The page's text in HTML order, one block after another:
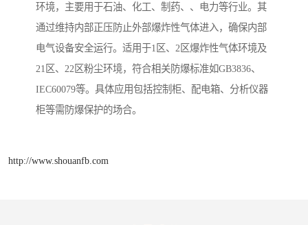
环境，主要用于石油、化工、制药、、电力等行业。其
通过维持内部正压防止外部爆炸性气体进入，确保内部
电气设备安全运行。适用于1区、2区爆炸性气体环境及
21区、22区粉尘环境，符合相关防爆标准如GB3836、
IEC60079等。具体应用包括控制柜、配电箱、分析仪器
柜等需防爆保护的场合。
http://www.shouanfb.com